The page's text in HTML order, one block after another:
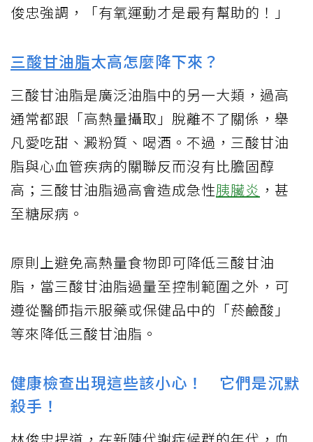
俊忠強調，「有氧運動才是最有幫助的！」
三酸甘油脂太高怎麼降下來？
三酸甘油脂是廣泛油脂中的另一大類，過高
通常都跟「高熱量攝取」脫離不了關係，舉
凡愛吃甜、澱粉質、喝酒。不過，三酸甘油
脂與心血管疾病的關聯反而沒有比膽固醇
高；三酸甘油脂過高會造成急性胰臟炎 ，甚
至糖尿病。
原則上避免高熱量食物即可降低三酸甘油
脂，當三酸甘油脂過量至控制範圍之外，可
遵從醫師指示服藥或保健品中的「菸鹼酸」
等來降低三酸甘油脂。
健康檢查出現這些該小心！ 它們是沉默
殺手！